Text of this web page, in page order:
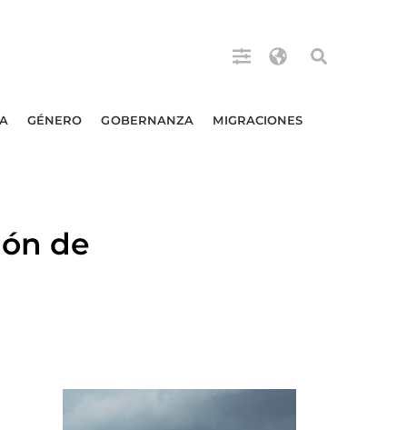
GÉNERO GOBERNANZA MIGRACIONES
de